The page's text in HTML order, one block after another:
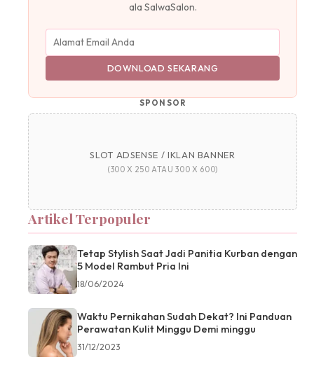
ala SalwaSalon.
DOWNLOAD SEKARANG
SPONSOR
SLOT ADSENSE / IKLAN BANNER
(300 X 250 ATAU 300 X 600)
Artikel Terpopuler
Tetap Stylish Saat Jadi Panitia Kurban dengan
5 Model Rambut Pria Ini
18/06/2024
Waktu Pernikahan Sudah Dekat? Ini Panduan
Perawatan Kulit Minggu Demi minggu
31/12/2023